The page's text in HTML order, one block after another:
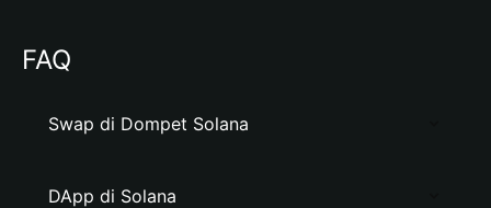
FAQ
Swap di Dompet Solana
DApp di Solana